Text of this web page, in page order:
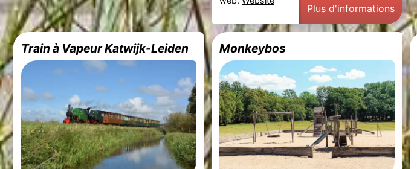
Plus d'informations
Train à Vapeur Katwijk-Leiden Monkeybos